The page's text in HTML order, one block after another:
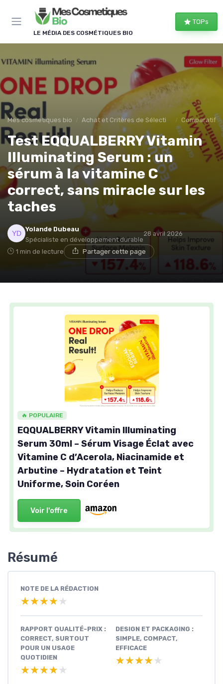
LE MÉDIA DES COSMÉTIQUES BIO
TOPs
Mes cosmetiques bio Achat et Critères de Sélection Comparatifs
Test EQQUALBERRY Vitamin
Illuminating Serum : un
sérum à la vitamine C
correct, sans miracle sur les
taches
Yolande Dubeau
Spécialiste en développement durable
28 avril 2026
1 min de lecture Partager cette page
🔥 POPULAIRE
EQQUALBERRY Vitamin Illuminating
Serum 30ml – Sérum Visage Éclat avec
Vitamine C d’Acerola, Niacinamide et
Arbutine – Hydratation et Teint
Uniforme, Soin Coréen
Voir l'offre
Résumé
NOTE DE LA RÉDACTION
★★★★★
★★★★★
RAPPORT QUALITÉ-PRIX :
CORRECT, SURTOUT
POUR UN USAGE
QUOTIDIEN
★★★★★
★★★★★
DESIGN ET PACKAGING :
SIMPLE, COMPACT,
EFFICACE
★★★★★
★★★★★
Panneau de gestion des cookies